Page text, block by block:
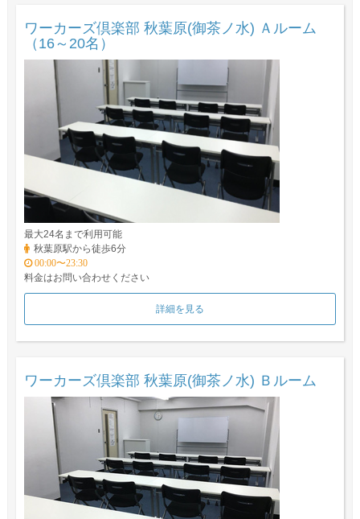
ワーカーズ倶楽部 秋葉原(御茶ノ水) Ａルーム
（16～20名）
最大24名まで利用可能
秋葉原駅から徒歩6分
00:00〜23:30
料金はお問い合わせください
詳細を見る
ワーカーズ倶楽部 秋葉原(御茶ノ水) Ｂルーム